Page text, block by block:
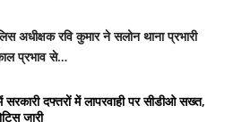
अधीक्षक रवि कुमार ने सलोन थाना प्रभारी
प्रभाव से…
सरकारी दफ्तरों में लापरवाही पर सीडीओ सख्त,
जारी